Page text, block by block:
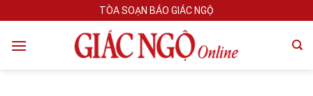
to
content
TÒA SOẠN BÁO GIÁC NGỘ